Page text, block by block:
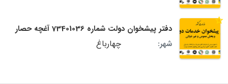
دفتر پیشخوان دولت شماره 73401036 آغچه حصار
شهر:
چهارباغ